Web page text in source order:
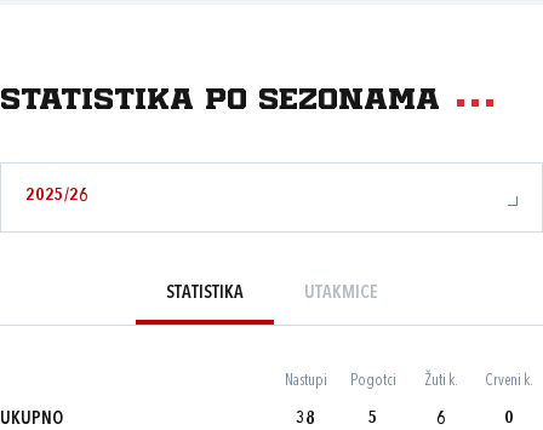
Statistika po sezonama
2025/26
STATISTIKA UTAKMICE
Nastupi Pogotci Žuti k. Crveni k.
UKUPNO 38 5 6 0